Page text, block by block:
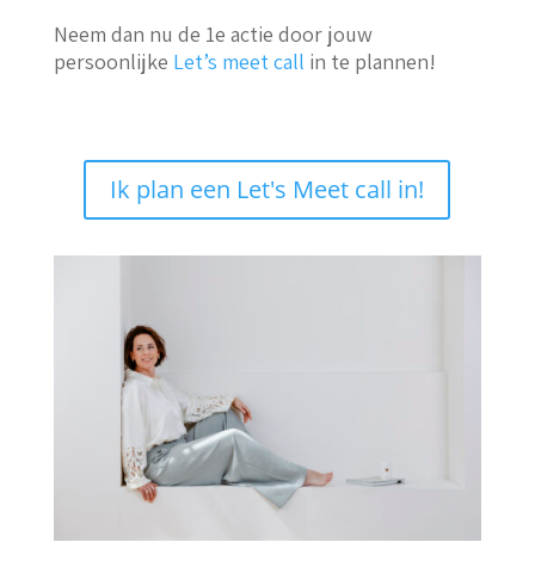
Neem dan nu de 1e actie door jouw
persoonlijke Let’s meet call in te plannen!
Ik plan een Let's Meet call in!